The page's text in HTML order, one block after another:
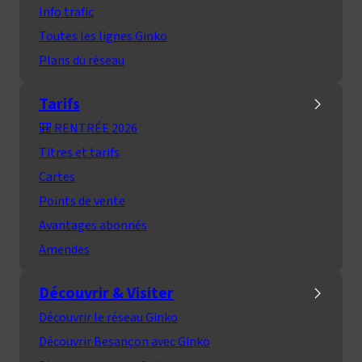
Info trafic
Toutes les lignes Ginko
Plans du réseau
Tarifs
🎒 RENTRÉE 2026
Titres et tarifs
Cartes
Points de vente
Avantages abonnés
Amendes
Découvrir & Visiter
Découvrir le réseau Ginko
Découvrir Besançon avec Ginko